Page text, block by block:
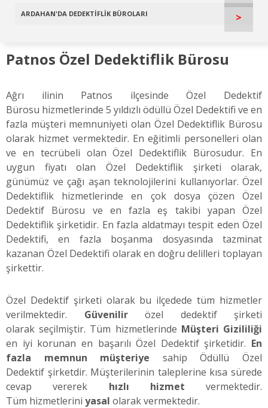
ARDAHAN'DA DEDEKTİFLİK BÜROLARI >
Patnos Özel Dedektiflik Bürosu
Ağrı ilinin Patnos ilçesinde Özel Dedektif
Bürosu hizmetlerinde 5 yıldızlı ödüllü Özel Dedektifi ve en
fazla müşteri memnuniyeti olan Özel Dedektiflik Bürosu
olarak hizmet vermektedir. En eğitimli personelleri olan
ve en tecrübeli olan Özel Dedektiflik Bürosudur. En
uygun fiyatı olan Özel Dedektiflik şirketi olarak,
günümüz ve çağı aşan teknolojilerini kullanıyorlar. Özel
Dedektiflik hizmetlerinde en çok dosya çözen Özel
Dedektif Bürosu ve en fazla eş takibi yapan Özel
Dedektiflik şirketidir. En fazla aldatmayı tespit eden Özel
Dedektifi, en fazla boşanma dosyasında tazminat
kazanan Özel Dedektifi olarak en doğru delilleri toplayan
şirkettir.
Özel Dedektif şirketi olarak bu ilçedede tüm hizmetler
verilmektedir. Güvenilirözel dedektif şirketi
olarak seçilmiştir. Tüm hizmetlerinde Müşteri Gizililiği
en iyi korunan en başarılı Özel Dedektif şirketidir. En
fazla memnun müşteriye sahip Ödüllü Özel
Dedektif şirketdir. Müşterilerinin taleplerine kısa sürede
cevap vererek hızlı hizmet vermektedir.
Tüm hizmetlerini yasal olarak vermektedir.